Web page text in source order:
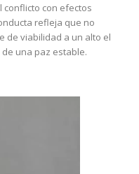
con efectos
refleja que no
de viabilidad a un alto el
una paz estable.